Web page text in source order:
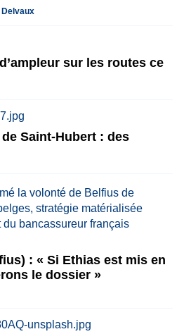
sur les routes ce
Saint-Hubert : des
: « Si Ethias est mis en
le dossier »